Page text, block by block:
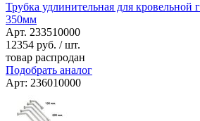
Трубка удлинительная для кровельной
350мм
Арт. 233510000
12354 руб. / шт.
товар распродан
Подобрать аналог
Арт: 236010000